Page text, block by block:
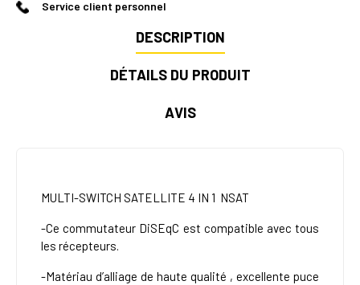
Service client personnel
DESCRIPTION
DÉTAILS DU PRODUIT
AVIS
MULTI-SWITCH SATELLITE 4 IN 1 NSAT
-Ce commutateur DiSEqC est compatible avec tous
les récepteurs.
-Matériau d’alliage de haute qualité , excellente puce